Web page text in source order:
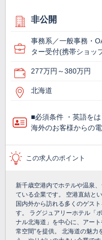
非公開
事務系／一般事務・
ター受付(携帯ショッ
277万円～380万円
北海道
■必須条件 ・英語を
海外のお客様からの
この求人のポイント
新千歳空港内でホテルや温泉
ている企業です。 空港直結と
国内外から訪れる多くのゲス
す。 ラグジュアリーホテル「
ナル北海道」を中心に、アート
常空間”を提供。 北海道の魅力